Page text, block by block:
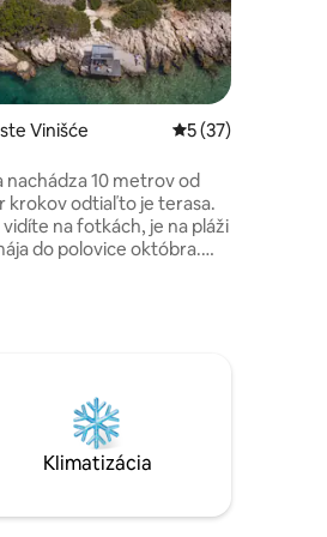
z 5, počet hodnotení: 75
Vinišće Priemerné
5 (37)
nachádza 10 metrov od
krokov odtiaľto je terasa.
na fotkách, je na pláži
do polovice októbra.
60 metrov odtiaľ,
premávka, a ak
a druhou kúpeľňou.
prízemí. Je ideálny
ubytovať 5 osôb.
Klimatizácia